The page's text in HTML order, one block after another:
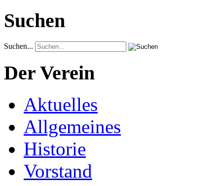
Suchen
Suchen...
Der Verein
Aktuelles
Allgemeines
Historie
Vorstand